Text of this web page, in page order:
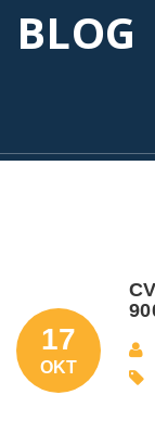
BLOG
17
OKT